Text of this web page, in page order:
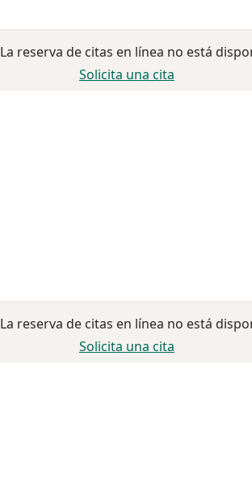
La reserva de citas en línea no está
Solicita una cita
La reserva de citas en línea no está
Solicita una cita